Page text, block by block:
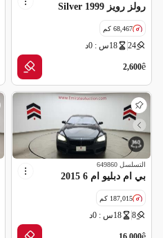
رولز رويز Silver 1999
68,467 كم
24 18س : 0د
ê
2,600
التسلسل 649860
بي ام دبليو ام 6 2015
187,015 كم
8 18س : 0د